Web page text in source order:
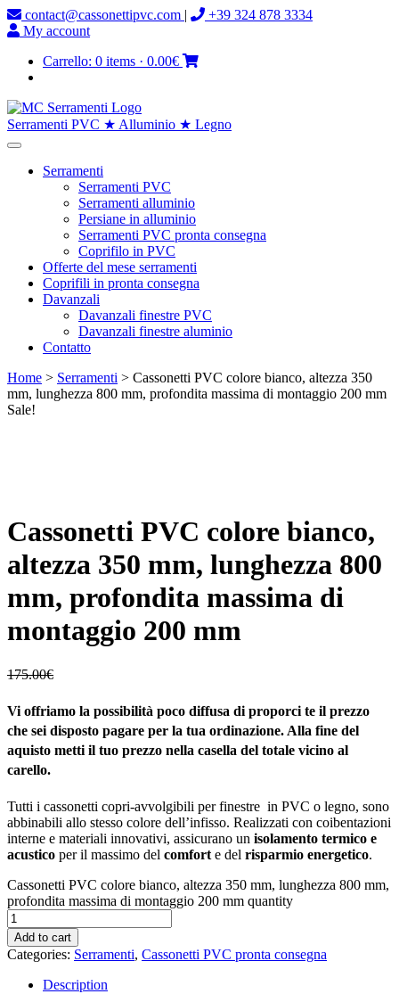
contact@cassonettipvc.com |
+39 324 878 3334
My account
Carrello: 0 items · 0.00€
Serramenti PVC ★ Alluminio ★ Legno
Serramenti
Serramenti PVC
Serramenti alluminio
Persiane in alluminio
Serramenti PVC pronta consegna
Coprifilo in PVC
Offerte del mese serramenti
Coprifili in pronta consegna
Davanzali
Davanzali finestre PVC
Davanzali finestre aluminio
Contatto
Home > Serramenti > Cassonetti PVC colore bianco, altezza 350
mm, lunghezza 800 mm, profondita massima di montaggio 200 mm
Sale!
Cassonetti PVC colore bianco,
altezza 350 mm, lunghezza 800
mm, profondita massima di
montaggio 200 mm
175.00€
Vi offriamo la possibilità poco diffusa di proporci te il prezzo
che sei disposto pagare per la tua ordinazione. Alla fine del
aquisto metti il tuo prezzo nella casella del totale vicino al
carello.
Tutti i cassonetti copri-avvolgibili per finestre in PVC o legno, sono
abbinabili allo stesso colore dell’infisso. Realizzati con coibentazioni
interne e materiali innovativi, assicurano un isolamento termico e
acustico per il massimo del comforte del risparmio energetico.
Cassonetti PVC colore bianco, altezza 350 mm, lunghezza 800 mm,
profondita massima di montaggio 200 mm quantity
Add to cart
Categories: Serramenti, Cassonetti PVC pronta consegna
Description